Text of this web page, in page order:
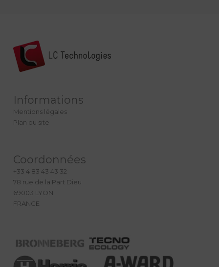
Informations
Mentions légales
Plan du site
Coordonnées
+33 4 83 43 43 32
78 rue de la Part Dieu
69003 LYON
FRANCE